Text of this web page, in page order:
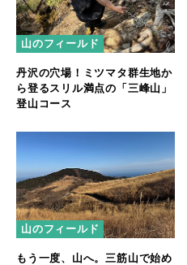
山のフィールド
丹沢の穴場！ミツマタ群生地か
ら登るスリル満点の「三峰山」
登山コース
山のフィールド
もう一度、山へ。三筋山で始め